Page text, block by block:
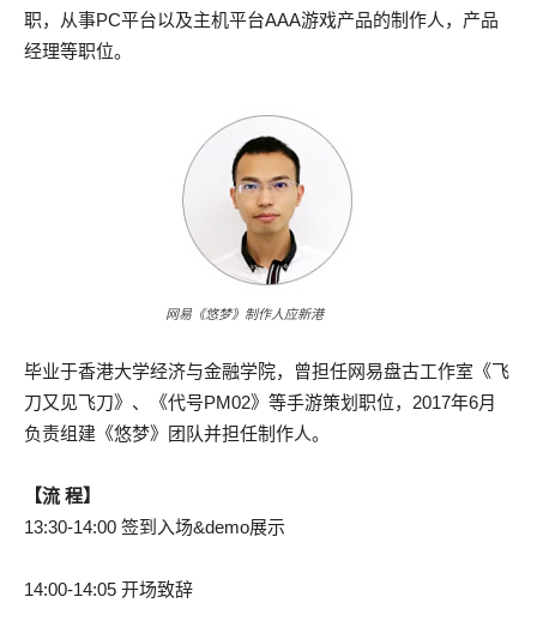
职，从事PC平台以及主机平台AAA游戏产品的制作人，产品
经理等职位。
网易《悠梦》制作人应新港
毕业于香港大学经济与金融学院，曾担任网易盘古工作室《飞
刀又见飞刀》、《代号PM02》等手游策划职位，2017年6月
负责组建《悠梦》团队并担任制作人。
【流 程】
13:30-14:00 签到入场&demo展示
14:00-14:05 开场致辞